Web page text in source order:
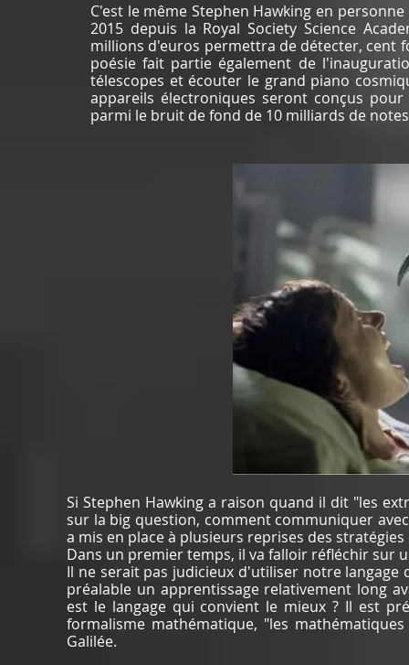
C'est le même Stephen Hawking en
2015 depuis la Royal Society Science
millions d'euros permettra de détecter, cent
poésie fait partie également de
télescopes et écouter le grand piano
appareils électroniques seront conçus
parmi le bruit de fond de 10 milliards de
Si Stephen Hawking a raison quand il dit "les
sur la big question, comment communiquer
a mis en place à plusieurs reprises des
Dans un premier temps, il va falloir réfléchir sur
Il ne serait pas judicieux d'utiliser notre
préalable un apprentissage relativement long
est le langage qui convient le mieux ? Il est
formalisme mathématique, "les
Galilée.